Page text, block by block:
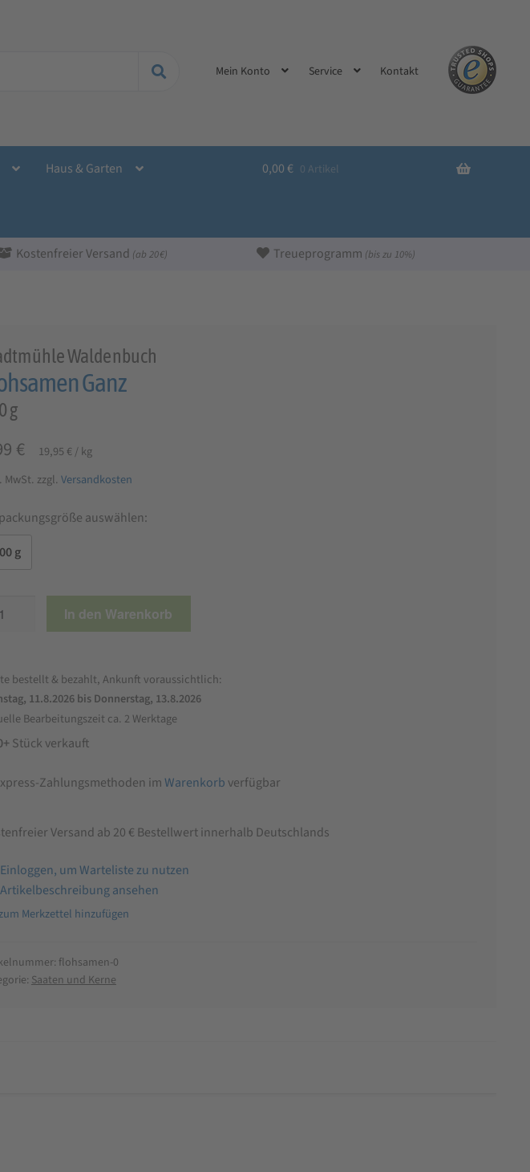
Mein Konto Service Kontakt
Haus & Garten 0,00 € 0 Artikel
Kostenfreier Versand (ab 20 €) Treueprogramm (bis zu 10%)
Waldenbuch
Ganz
g
€ 19,95 € /kg
MwSt. zzgl. Versandkosten
auswählen:
g
In den Warenkorb
bestellt & bezahlt, Ankunft voraussichtlich:
11.8.2026 bis Donnerstag, 13.8.2026
Bearbeitungszeit ca. 2 Werktage
Stück verkauft
Zahlungsmethoden imWarenkorb verfügbar
Versand ab 20 € Bestellwert innerhalb Deutschlands
Einloggen, um Warteliste zu nutzen
Artikelbeschreibung ansehen
flohsamen-0
Saaten und Kerne